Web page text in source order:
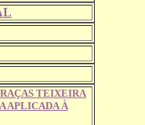
TEIXEIRA
APLICADA À